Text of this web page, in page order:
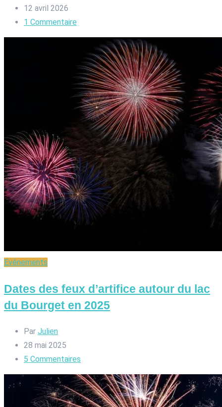
12 avril 2026
1 Commentaire
Evénements
Dates des feux d’artifice autour du lac
du Bourget en 2025
Par Julien
28 mai 2025
5 Commentaires